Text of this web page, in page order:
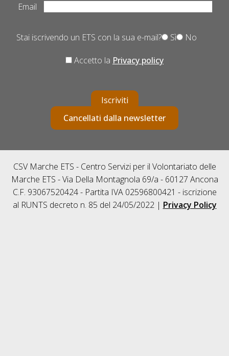
Email
Stai iscrivendo un ETS con la sua e-mail? Sì No
Accetto la Privacy policy
Iscriviti
Cancellati dalla newsletter
CSV Marche ETS - Centro Servizi per il Volontariato delle
Marche ETS - Via Della Montagnola 69/a - 60127 Ancona
C.F. 93067520424 - Partita IVA 02596800421 - iscrizione
al RUNTS decreto n. 85 del 24/05/2022 | Privacy Policy